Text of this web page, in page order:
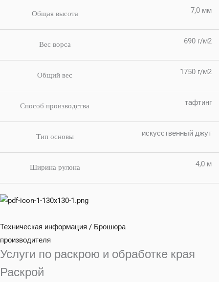
Общая высота 7,0 мм
Вес ворса 690 г/м2
Общий вес 1750 г/м2
Способ производства тафтинг
Тип основы искусственный джут
Ширина рулона 4,0 м
Техническая информация / Брошюра
производителя
Услуги по раскрою и обработке края
Раскрой